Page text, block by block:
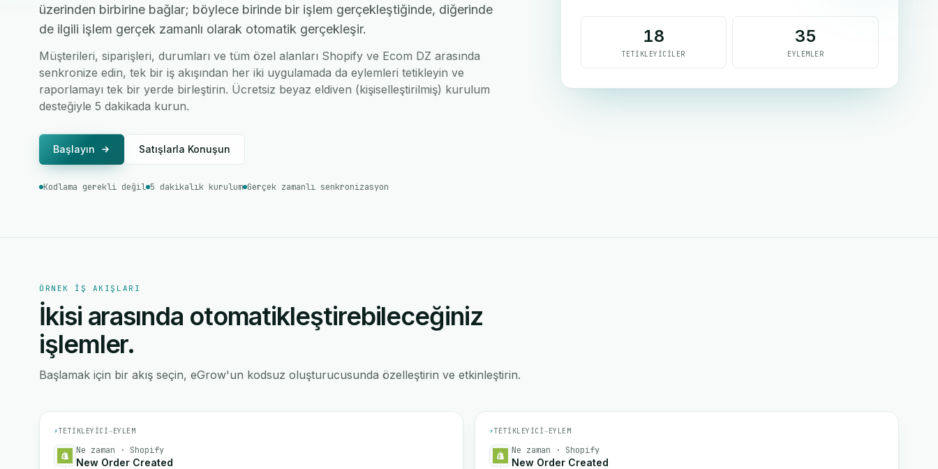
üzerinden birbirine bağlar; böylece birinde bir işlem gerçekleştiğinde, diğerinde
de ilgili işlem gerçek zamanlı olarak otomatik gerçekleşir.
Müşterileri, siparişleri, durumları ve tüm özel alanları Shopify ve Ecom DZ arasında
senkronize edin, tek bir iş akışından her iki uygulamada da eylemleri tetikleyin ve
raporlamayı tek bir yerde birleştirin. Ücretsiz beyaz eldiven (kişiselleştirilmiş) kurulum
desteğiyle 5 dakikada kurun.
Başlayın Satışlarla Konuşun
Kodlama gerekli değil 5 dakikalık kurulum Gerçek zamanlı senkronizasyon
18
TETIKLEYICILER
35
EYLEMLER
ÖRNEK IŞ AKIŞLARI
İkisi arasında otomatikleştirebileceğiniz
işlemler.
Başlamak için bir akış seçin, eGrow'un kodsuz oluşturucusunda özelleştirin ve etkinleştirin.
⚡TETIKLEYICI→EYLEM
Ne zaman · Shopify
New Order Created
⚡TETIKLEYICI→EYLEM
Ne zaman · Shopify
New Order Created